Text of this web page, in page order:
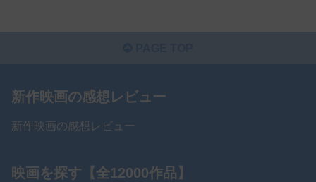
新作映画の感想レビュー
新作映画の感想レビュー
映画を探す【全12000作品】